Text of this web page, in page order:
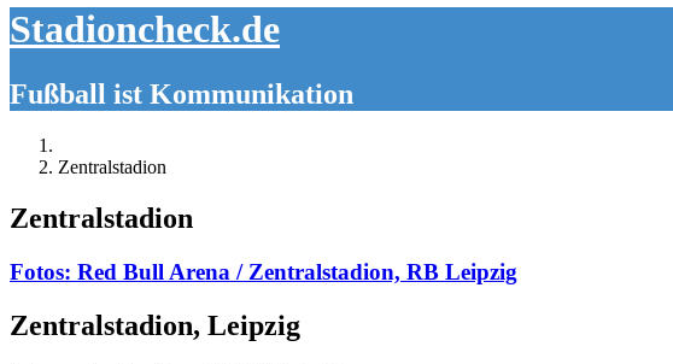
Stadioncheck.de
Fußball ist Kommunikation
Zentralstadion
Zentralstadion
Fotos: Red Bull Arena / Zentralstadion, RB Leipzig
Zentralstadion, Leipzig